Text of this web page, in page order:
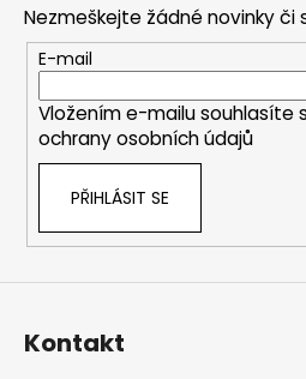
Nezmeškejte žádné novinky či
E-mail
Vložením e-mailu souhlasíte s
ochrany osobních údajů
PŘIHLÁSIT SE
Kontakt